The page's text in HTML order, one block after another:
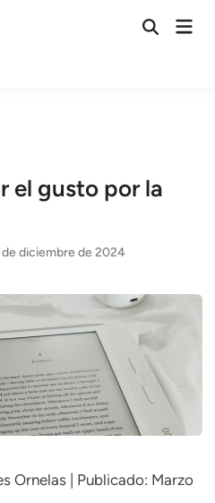
OpenMain
el gusto por la
de diciembre de 2024
Ornelas | Publicado: Marzo